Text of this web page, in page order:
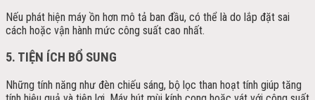
Nếu phát hiện máy ồn hơn mô tả ban đầu, có thể là do lắp đặt sai
cách hoặc vận hành mức công suất cao nhất.
5. TIỆN ÍCH BỔ SUNG
Những tính năng như đèn chiếu sáng, bộ lọc than hoạt tính giúp tăng